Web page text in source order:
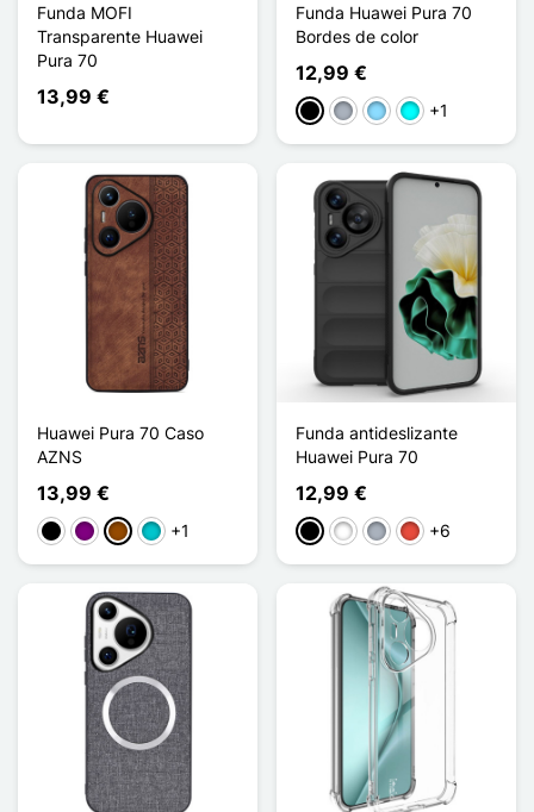
Funda MOFI
Transparente Huawei
Pura 70
13,99 €
Funda Huawei Pura 70
Bordes de color
12,99 €
NegroGris Azul claro
Cian+1
Huawei Pura 70 Caso
AZNS
13,99 €
NegroPúrpuraMarrónTurquesa
+1
Funda antideslizante
Huawei Pura 70
12,99 €
NegroBlanco
Gris Rojo+6